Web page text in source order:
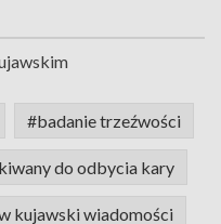
#badanie trzeźwości
do odbycia kary
kujawski wiadomości